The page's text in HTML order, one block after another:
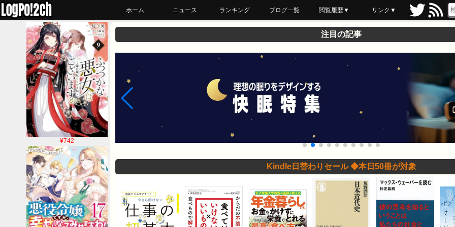
ホーム ニュース ランキング ブログ一覧 閲覧履歴▼
最近読んだ
あとで読む
ブックマーク
リンク▼
¥742
注目の記事
Kindle日替わりセール ◆本日50冊が対象